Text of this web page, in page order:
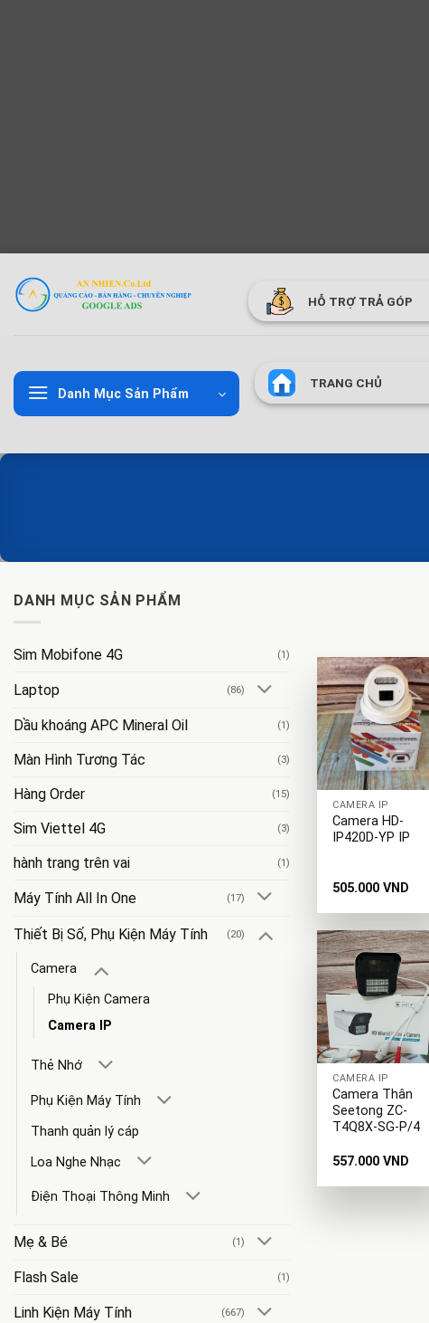
qua
HỖ TRỢ TRẢ GÓP
Danh Mục Sản Phẩm
TRANG CHỦ
DANH MỤC SẢN PHẨM
Sim Mobifone 4G (1)
Laptop (86)
Dầu khoáng APC Mineral Oil (1)
Màn Hình Tương Tác (3)
Hàng Order (15)
Sim Viettel 4G (3)
hành trang trên vai (1)
Máy Tính All In One (17)
Thiết Bị Số, Phụ Kiện Máy Tính (20)
Camera
Phụ Kiện Camera
Camera IP
Thẻ Nhớ
Phụ Kiện Máy Tính
Thanh quản lý cáp
Loa Nghe Nhạc
Điện Thoại Thông Minh
Mẹ & Bé (1)
Flash Sale (1)
Linh Kiện Máy Tính (667)
+
CAMERA IP
Camera HD-
IP420D-YP IP
505.000VND
+
CAMERA IP
Camera Thân
Seetong ZC-
T4Q8X-SG-P/4
557.000VND